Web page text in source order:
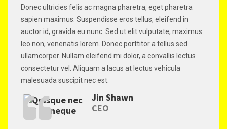
Donec ultricies felis ac magna pharetra, eget pharetra
sapien maximus. Suspendisse eros tellus, eleifend in
auctor id, gravida eu nunc. Sed ut elit vulputate, maximus
leo non, venenatis lorem. Donec porttitor a tellus sed
ullamcorper. Nullam eleifend mi dolor, a convallis lectus
consectetur vel. Aliquam a lacus at lectus vehicula
malesuada suscipit nec est.
Jin Shawn
CEO